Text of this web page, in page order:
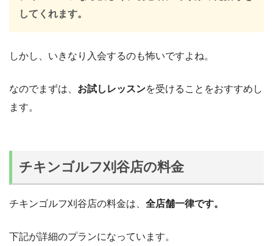
してくれます。
しかし、いきなり入会するのも怖いですよね。
なのでまずは、 お試しレッスンを受けることをおすすめし
ます。
チキンゴルフ刈谷店の料金
チキンゴルフ刈谷店の料金は、 全店舗一律です。
下記が詳細のプランになっています。